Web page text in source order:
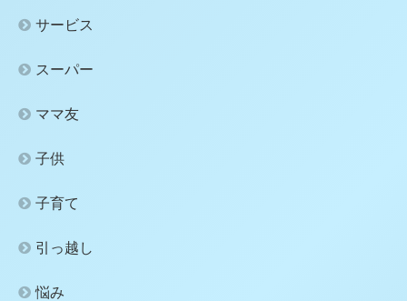
サービス
スーパー
ママ友
子供
子育て
引っ越し
悩み